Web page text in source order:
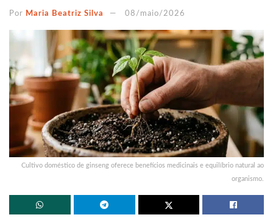
Por Maria Beatriz Silva 08/maio/2026
Cultivo doméstico de ginseng oferece benefícios medicinais e equilíbrio natural ao
organismo.